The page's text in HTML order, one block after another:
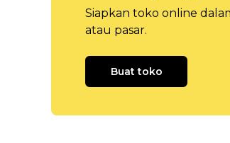
Siapkan toko online
atau pasar.
Buat toko